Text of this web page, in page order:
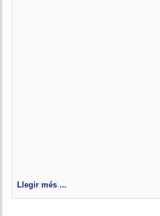
Llegir més ...